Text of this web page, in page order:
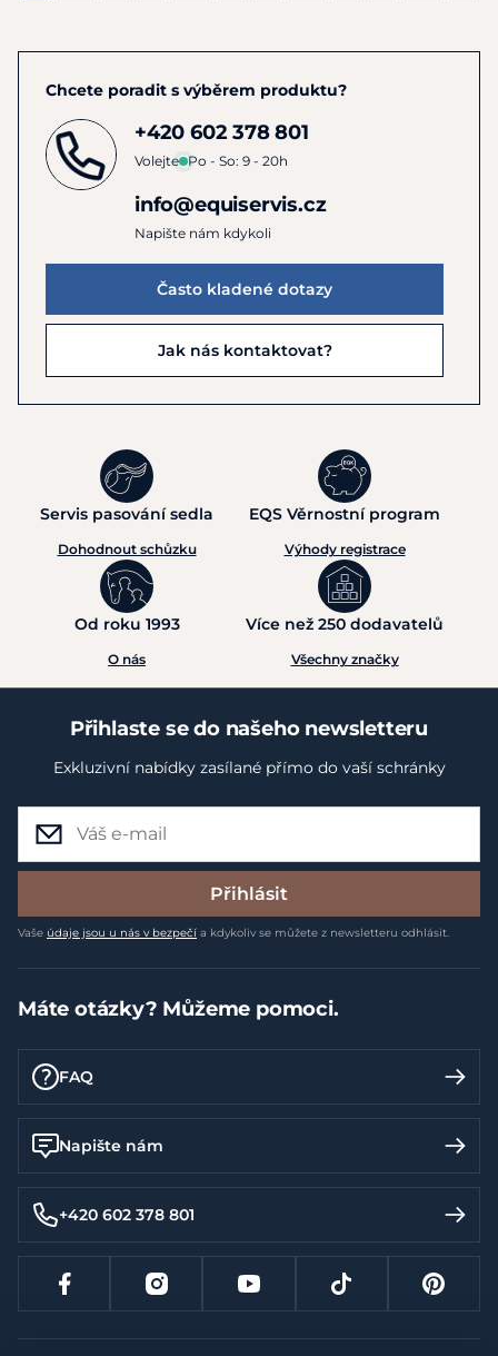
Chcete poradit s výběrem produktu?
+420 602 378 801
Volejte Po - So: 9 - 20h
info@equiservis.cz
Napište nám kdykoli
Často kladené dotazy
Jak nás kontaktovat?
Servis pasování sedla
Dohodnout schůzku
EQS Věrnostní program
Výhody registrace
Od roku 1993
O nás
Více než 250 dodavatelů
Všechny značky
Přihlaste se do našeho newsletteru
Exkluzivní nabídky zasílané přímo do vaší schránky
Přihlásit
Vaše údaje jsou u nás v bezpečí a kdykoliv se můžete z newsletteru odhlásit.
Máte otázky? Můžeme pomoci.
FAQ
Napište nám
+420 602 378 801